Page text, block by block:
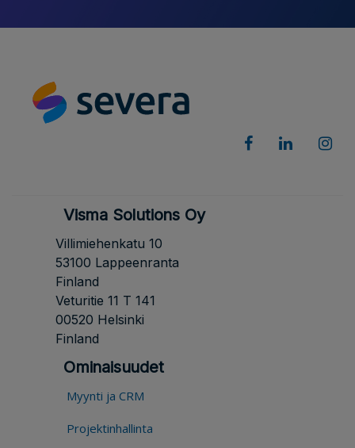
Visma Solutions Oy
Villimiehenkatu 10
53100 Lappeenranta
Finland
Veturitie 11 T 141
00520 Helsinki
Finland
Ominaisuudet
Myynti ja CRM
Projektinhallinta